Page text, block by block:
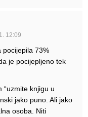
12:09
pocijepila 73%
je pocijepljeno tek
“uzmite knjigu u
jako puno. Ali jako
osoba. Niti